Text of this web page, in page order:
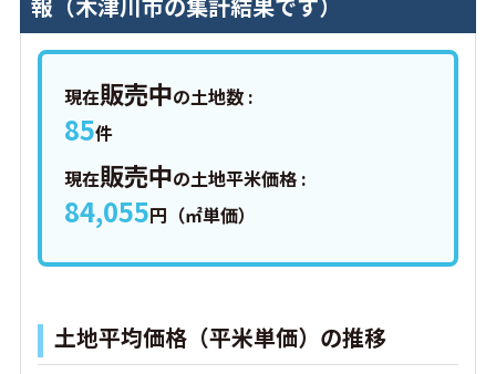
現在販売中の土地数 :
85件
現在販売中の土地平米価格 :
84,055円（㎡単価）
土地平均価格（平米単価）の推移